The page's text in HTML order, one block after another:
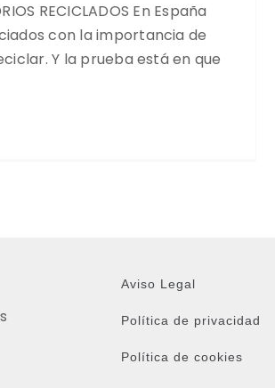
RECICLADOS En España
con la importancia de
Y la prueba está en que
Aviso Legal
Política de privacidad
Política de cookies